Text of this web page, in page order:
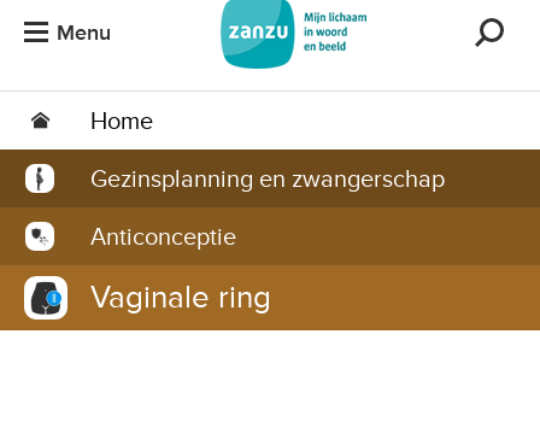
Menu
Home
Gezinsplanning en zwangerschap
Anticonceptie
Vaginale ring